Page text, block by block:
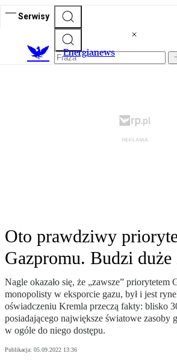
Serwisy
Energianews
Oto prawdziwy
Gazpromu. Budzi
Nagle okazało się, że „zawsze” priorytetem
monopolisty w eksporcie gazu, był i jest
oświadczeniu Kremla przeczą fakty: blisko
posiadającego największe światowe zasoby
w ogóle do niego dostępu.
Publikacja: 05.09.2022 13:36